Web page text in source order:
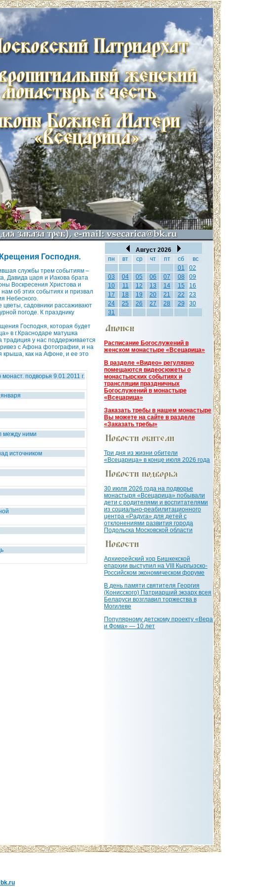
Господня.
службы трем событиям –
Давида царя и Иакова брата
Воскресения Христова и
об этих событиях и призвал
Небесного.
цветы, садовники рассаживают
погоде. К празднику
Господня, которая будет
в г.Краснодаре матушка
традиция у нас поддерживается
с Афона фотографии, и на
крыша, как на Афоне, и ее это
подворья 9.01.2011 г.
между ними
источником
Август 2026
пн
вт ср чт пт сб
вс
01
02
03
04 05 06 07 08
09
10
11 12 13 14 15
16
17
18 19 20 21 22
23
24
25 26 27 28 29
30
31
Расписание Богослужений в
женском монастыре «Всецарица»
В разделе «Видео» регулярно
помещаются видеосюжеты о
монастырских событиях и
трансляции праздничных
Богослужений в монастыре
«Всецарица»
Заказать требы в нашем монастыре
Вы можете на сайте в разделе
«Заказать требы»
Три дня из жизни обители
«Всецарица» в конце июля 2026 года
30 июля 2026 года на подворье
монастыря «Всецарица» побывали
дети с родителями и воспитателями
из социально-реабилитационного
центра «Радуга» для детей с
отклонениями развития города
Подольска Московской области
Архиерейский хор Бишкекской
епархии выступил на VIII Кыргызско-
Российском экономическом форуме
В день памяти святителя Георгия
(Конисского) Патриарший экзарх всея
Беларуси возглавил торжества в
Могилеве
Популярному детскому проекту «Вера
и Фома» — 10 лет